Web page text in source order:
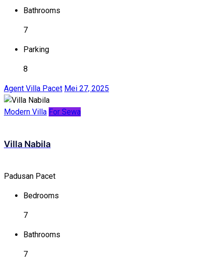
Bathrooms
7
Parking
8
Agent Villa Pacet Mei 27, 2025
Modern Villa For Sewa
Villa Nabila
Padusan Pacet
Bedrooms
7
Bathrooms
7